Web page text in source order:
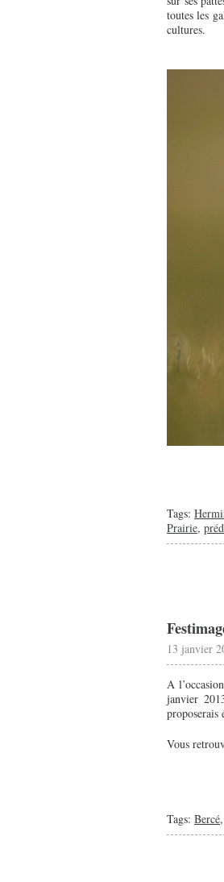
toutes les
cultures.
Tags:
Prairie,
13 janvier
A
janvier
proposerais
Vous
Tags: Bercé,